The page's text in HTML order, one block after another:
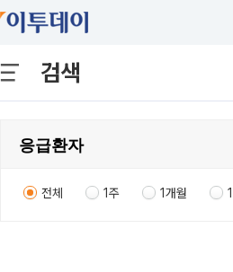
검색
전체 1주 1개월